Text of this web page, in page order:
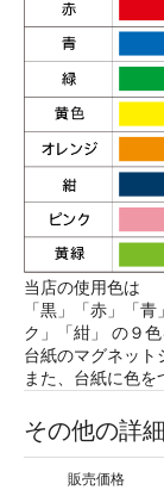
当店の使用色は
「黒」「赤」「
ク」「紺」 の９
台紙のマグネット
また、台紙に色を
その他の詳
販売価格